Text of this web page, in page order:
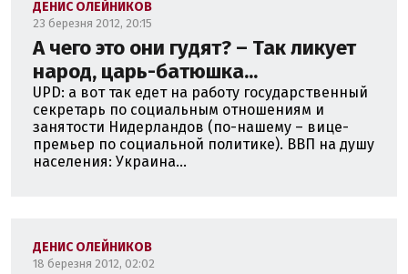
ДЕНИС ОЛЕЙНИКОВ
23 березня 2012, 20:15
А чего это они гудят? – Так ликует
народ, царь-батюшка...
UPD: а вот так едет на работу государственный
секретарь по социальным отношениям и
занятости Нидерландов (по-нашему – вице-
премьер по социальной политике). ВВП на душу
населения: Украина...
ДЕНИС ОЛЕЙНИКОВ
18 березня 2012, 02:02